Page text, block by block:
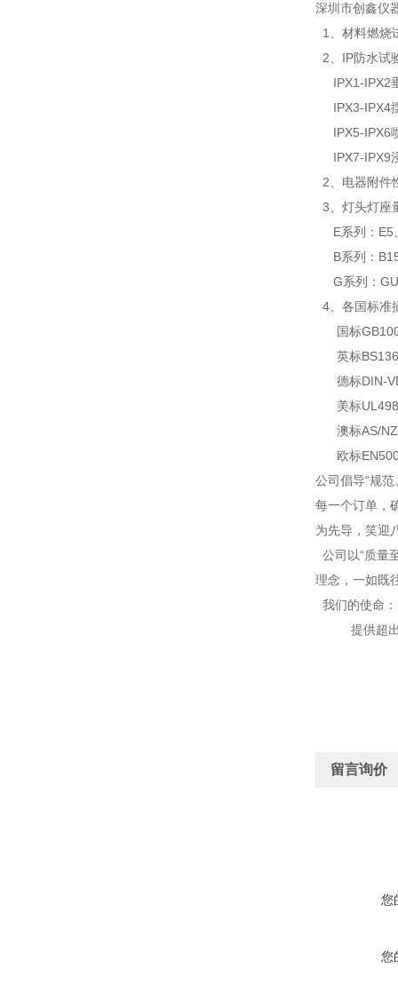
深圳市创鑫仪
1、材料燃烧
2、IP防水试
IPX1-IPX2
IPX3-IPX4
IPX5-IPX6
IPX7-IPX9
2、电器附件
3、灯头灯座
E系列：E5
B系列：B15
G系列：
4、各国标准
国标
英标
德标DIN-
美标UL498
澳标AS/
欧标
公司倡导“规
每一个订单，
为先导，笑迎
公司以“质量
理念，一如既
我们的使命：
提供超出客
留言询价
您
您